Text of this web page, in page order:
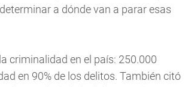
a dónde van a parar esas
criminalidad en el país: 250.000
en 90% de los delitos. También citó